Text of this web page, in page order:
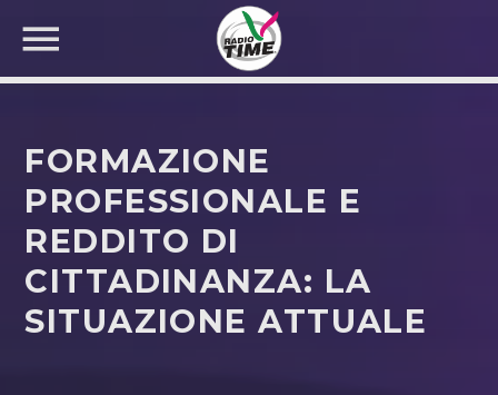
CERCA NEL SITO WEB:
FORMAZIONE
PROFESSIONALE E
REDDITO DI
CITTADINANZA: LA
SITUAZIONE ATTUALE